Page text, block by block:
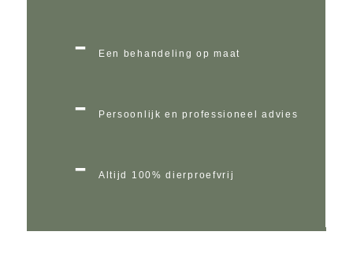
Een behandeling op maat
Persoonlijk en professioneel advies
Altijd 100% dierproefvrij